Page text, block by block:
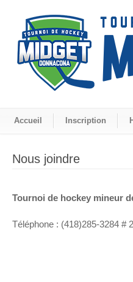
Accueil Inscription
Nous joindre
Tournoi de hockey mineur
Téléphone : (418)285-3284 #